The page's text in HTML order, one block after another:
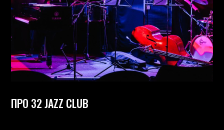
ПРО 32 JAZZ CLUB